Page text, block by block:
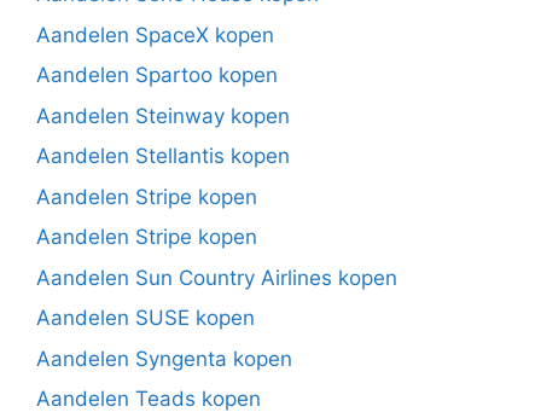
Aandelen SpaceX kopen
Aandelen Spartoo kopen
Aandelen Steinway kopen
Aandelen Stellantis kopen
Aandelen Stripe kopen
Aandelen Stripe kopen
Aandelen Sun Country Airlines kopen
Aandelen SUSE kopen
Aandelen Syngenta kopen
Aandelen Teads kopen